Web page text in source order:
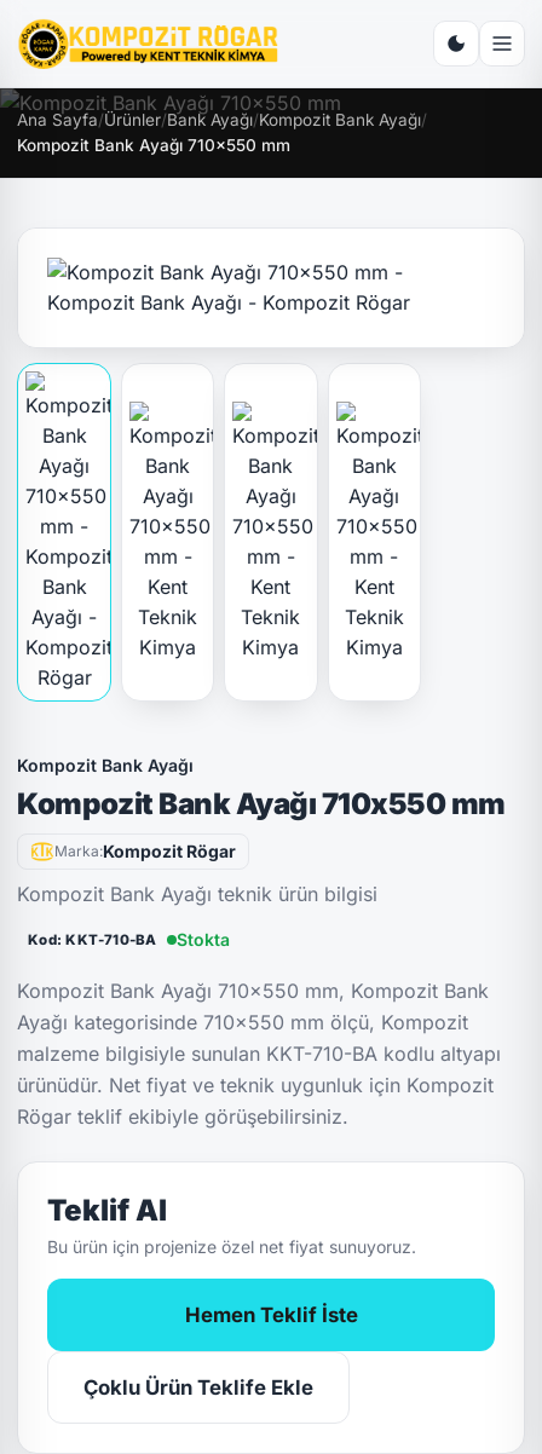
Ana Sayfa/Ürünler/Bank Ayağı/Kompozit Bank Ayağı/
Kompozit Bank Ayağı 710x550 mm
Kompozit Bank Ayağı
Kompozit Bank Ayağı 710x550 mm
Marka:Kompozit Rögar
Kompozit Bank Ayağı teknik ürün bilgisi
Kod: KKT-710-BA Stokta
Kompozit Bank Ayağı 710x550 mm, Kompozit Bank
Ayağı kategorisinde 710x550 mm ölçü, Kompozit
malzeme bilgisiyle sunulan KKT-710-BA kodlu altyapı
ürünüdür. Net fiyat ve teknik uygunluk için Kompozit
Rögar teklif ekibiyle görüşebilirsiniz.
Teklif Al
Bu ürün için projenize özel net fiyat sunuyoruz.
Hemen Teklif İste
Çoklu Ürün Teklife Ekle